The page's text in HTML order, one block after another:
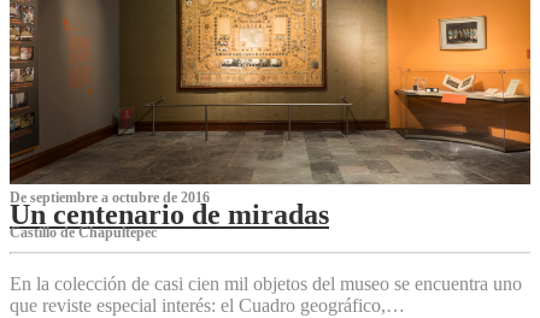
De septiembre a octubre de 2016
Un centenario de miradas
Castillo de Chapultepec
En la colección de casi cien mil objetos del museo se encuentra uno
que reviste especial interés: el Cuadro geográfico,…